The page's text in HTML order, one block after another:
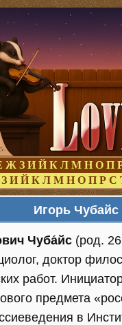
Ж З И Й К Л М Н О П
З И Й К Л М Н О П Р С
Игорь Чубайс
Чуба́йс (род.
доктор
работ.
предмета
в